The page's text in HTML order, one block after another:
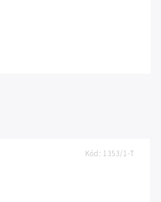
Kód: 1353/1-T